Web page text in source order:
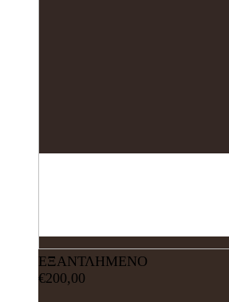
ΕΞΑΝΤΛΗΜΕΝΟ
€200,00